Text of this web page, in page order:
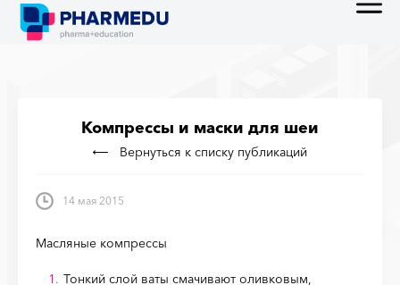
Компрессы и маски для шеи
Вернуться к списку публикаций
14 мая 2015
Масляные компрессы
Тонкий слой ваты смачивают оливковым,